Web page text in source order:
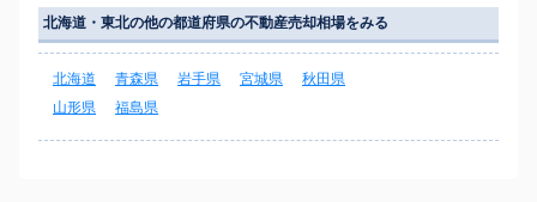
北海道・東北の他の都道府県の不動産売却相場をみる
北海道 青森県 岩手県 宮城県
秋田県
山形県
福島県